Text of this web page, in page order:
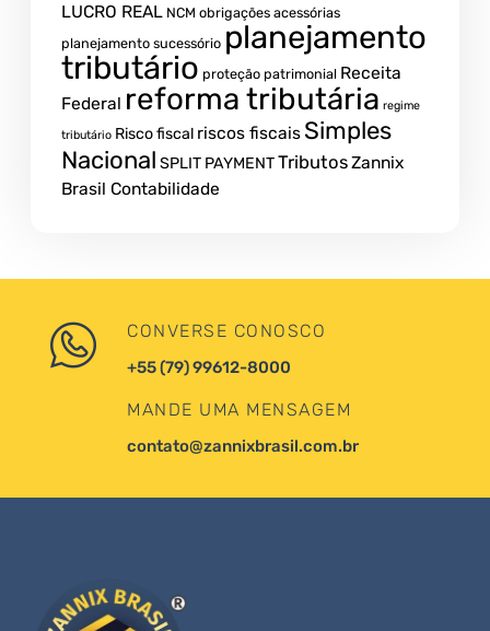
LUCRO REAL NCM obrigações acessórias
planejamento sucessório planejamento
tributário proteção patrimonial Receita
Federal reforma tributária regime
tributário Risco fiscal riscos fiscais Simples
Nacional SPLIT PAYMENTTributosZannix
Brasil Contabilidade
CONVERSE CONOSCO
+55 (79) 99612-8000
MANDE UMA MENSAGEM
contato@zannixbrasil.com.br